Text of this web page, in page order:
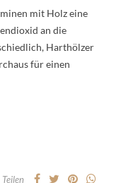
mit Holz eine
an die
Harthölzer
für einen
Teilen